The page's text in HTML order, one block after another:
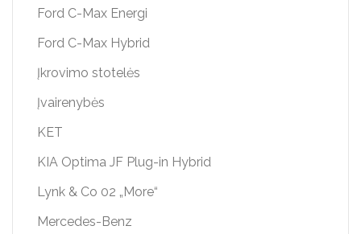
Ford C-Max Energi
Ford C-Max Hybrid
Įkrovimo stotelės
Įvairenybės
KET
KIA Optima JF Plug-in Hybrid
Lynk & Co 02 „More“
Mercedes-Benz